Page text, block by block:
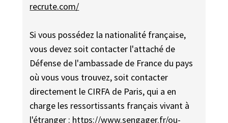
recrute.com/
Si vous possédez la nationalité française,
vous devez soit contacter l'attaché de
Défense de l'ambassade de France du pays
où vous vous trouvez, soit contacter
directement le CIRFA de Paris, qui a en
charge les ressortissants français vivant à
l'étranger : https://www.sengager.fr/ou-